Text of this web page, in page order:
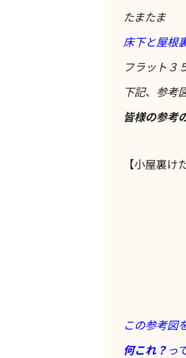
たまたま
床下と屋根
フラット３
下記、参考
皆様の参考
【小屋裏け
この参考図
何これ？っ